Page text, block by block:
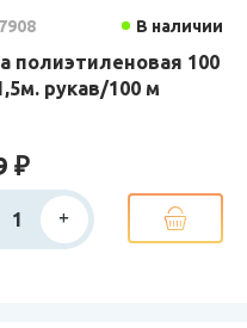
В наличии
полиэтиленовая 100
рукав/100 м
₽